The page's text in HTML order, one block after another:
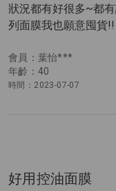
會員：葉怡***
年齡：40
時間：2023-07-07
狀況都有好很多~都
列面膜我也願意囤貨!!
好用控油面膜